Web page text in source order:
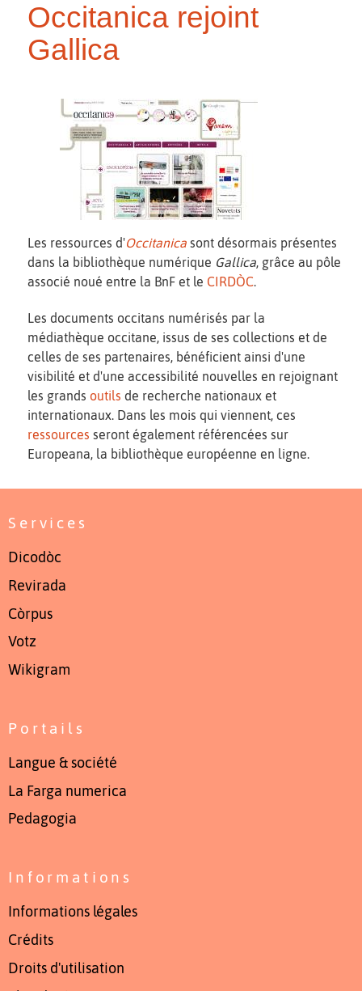
Occitanica rejoint
Gallica
Les ressources d'Occitanica sont désormais présentes
dans la bibliothèque numérique Gallica, grâce au pôle
associé noué entre la BnF et le CIRDÒC.
Les documents occitans numérisés par la
médiathèque occitane, issus de ses collections et de
celles de ses partenaires, bénéficient ainsi d'une
visibilité et d'une accessibilité nouvelles en rejoignant
les grands outils de recherche nationaux et
internationaux. Dans les mois qui viennent, ces
ressources seront également référencées sur
Europeana, la bibliothèque européenne en ligne.
Services
Dicodòc
Revirada
Còrpus
Votz
Wikigram
Portails
Langue & société
La Farga numerica
Pedagogia
Informations
Informations légales
Crédits
Droits d'utilisation